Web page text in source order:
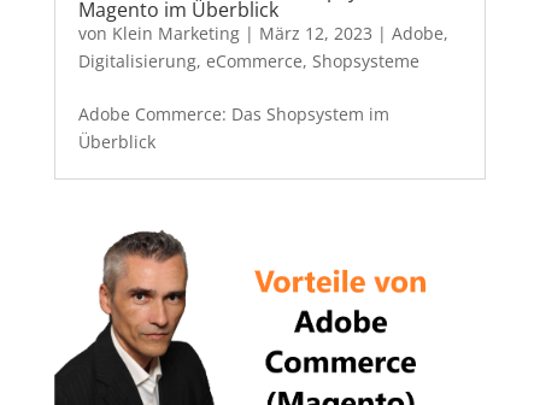
Magento im Überblick
von Klein Marketing| März 12, 2023 | Adobe,
Digitalisierung, eCommerce, Shopsysteme
Adobe Commerce: Das Shopsystem im
Überblick